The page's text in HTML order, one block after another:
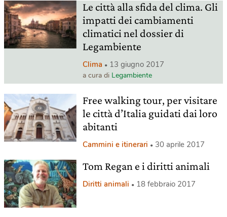
Le città alla sfida del clima. Gli
impatti dei cambiamenti
climatici nel dossier di
Legambiente
Clima 13 giugno 2017
a cura di Legambiente
Free walking tour, per visitare
le città d’Italia guidati dai loro
abitanti
Cammini e itinerari 30 aprile 2017
Tom Regan e i diritti animali
Diritti animali 18 febbraio 2017